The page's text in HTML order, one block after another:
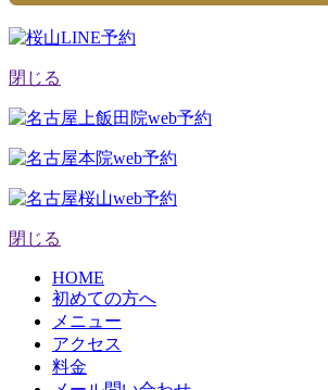
閉じる
閉じる
HOME
初めての方へ
メニュー
アクセス
料金